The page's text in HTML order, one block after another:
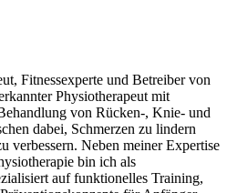
Fitnessexperte und Betreiber von
Physiotherapeut mit
von Rücken-, Knie- und
dabei, Schmerzen zu lindern
verbessern. Neben meiner Expertise
bin ich als
auf funktionelles Training,